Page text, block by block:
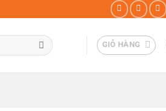
GIỎ HÀNG